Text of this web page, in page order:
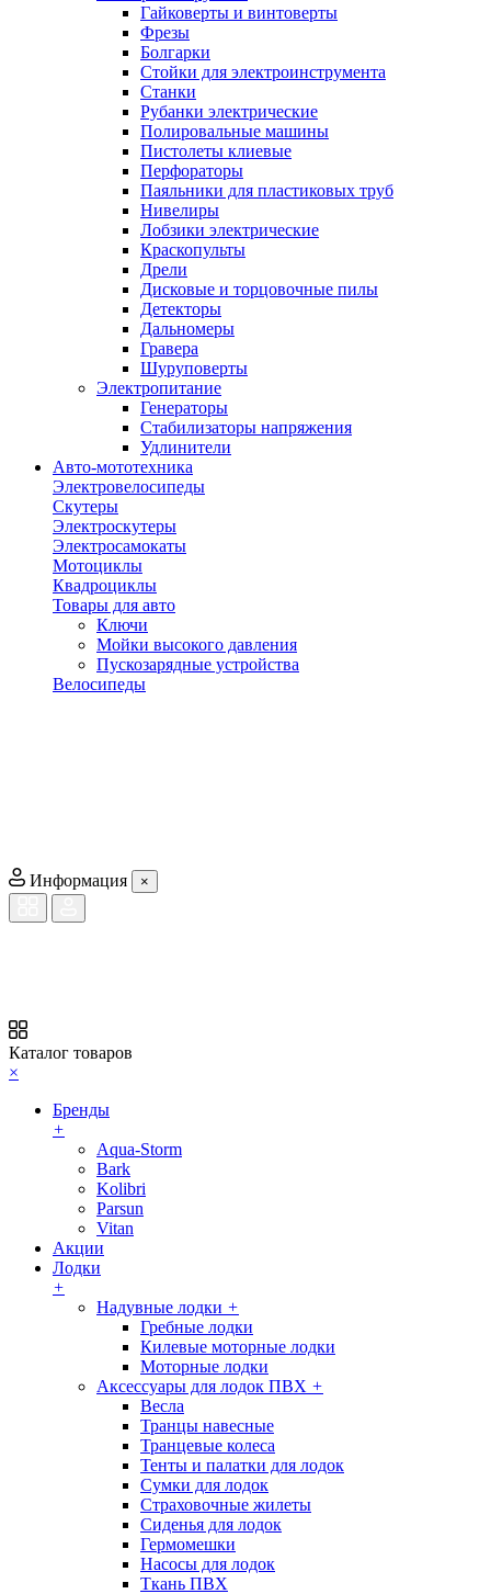
Гайковерты и винтоверты
Фрезы
Болгарки
Стойки для электроинструмента
Станки
Рубанки электрические
Полировальные машины
Пистолеты клиевые
Перфораторы
Паяльники для пластиковых труб
Нивелиры
Лобзики электрические
Краскопульты
Дрели
Дисковые и торцовочные пилы
Детекторы
Дальномеры
Гравера
Шуруповерты
Электропитание
Генераторы
Стабилизаторы напряжения
Удлинители
Авто-мототехника
Электровелосипеды
Скутеры
Электроскутеры
Электросамокаты
Мотоциклы
Квадроциклы
Товары для авто
Ключи
Мойки высокого давления
Пускозарядные устройства
Велосипеды
Информация ×
Каталог товаров
×
Бренды
+
Aqua-Storm
Bark
Kolibri
Parsun
Vitan
Акции
Лодки
+
Надувные лодки +
Гребные лодки
Килевые моторные лодки
Моторные лодки
Аксессуары для лодок ПВХ +
Весла
Транцы навесные
Транцевые колеса
Тенты и палатки для лодок
Сумки для лодок
Страховочные жилеты
Сиденья для лодок
Гермомешки
Насосы для лодок
Ткань ПВХ